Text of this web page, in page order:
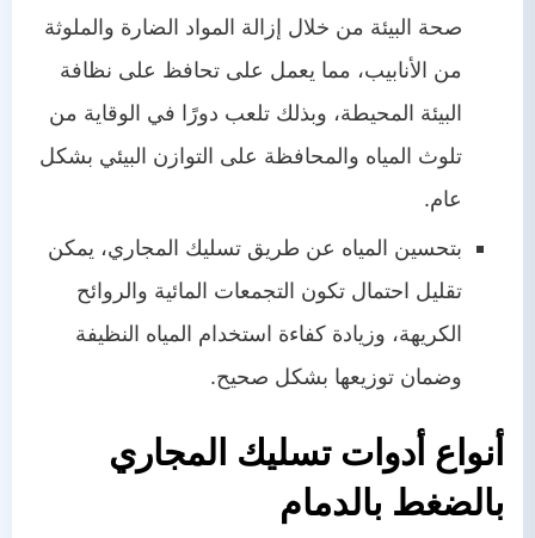
صحة البيئة من خلال إزالة المواد الضارة والملوثة
من الأنابيب، مما يعمل على تحافظ على نظافة
البيئة المحيطة، وبذلك تلعب دورًا في الوقاية من
تلوث المياه والمحافظة على التوازن البيئي بشكل
عام.
بتحسين المياه عن طريق تسليك المجاري، يمكن
تقليل احتمال تكون التجمعات المائية والروائح
الكريهة، وزيادة كفاءة استخدام المياه النظيفة
وضمان توزيعها بشكل صحيح.
أنواع أدواتتسليك المجاري
بالضغط بالدمام